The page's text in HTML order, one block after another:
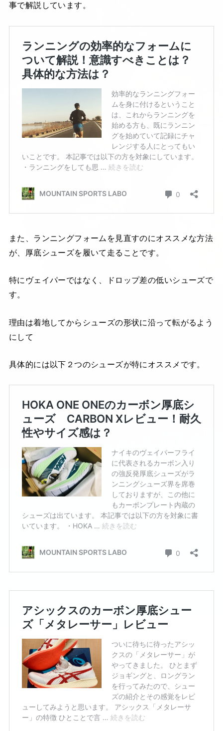
事で解説しています。
また、ランニングフォームを見直すのにオススメな方法
が、厚底シューズを履いて走ることです。
特にヴェイパーではなく、ドロップ差の低いシューズで
す。
理由は着地してからシューズの形状に沿って転がるよう
にして
具体的には以下２つのシューズが特にオススメです。